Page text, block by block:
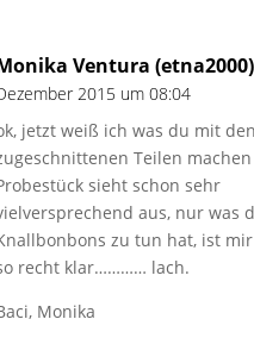
Ventura (etna2000)
2015 um 08:04
jetzt weiß ich was du mit den
Teilen
sieht schon sehr
aus, nur was
zu tun hat, ist
recht klar………… lach.
Monika